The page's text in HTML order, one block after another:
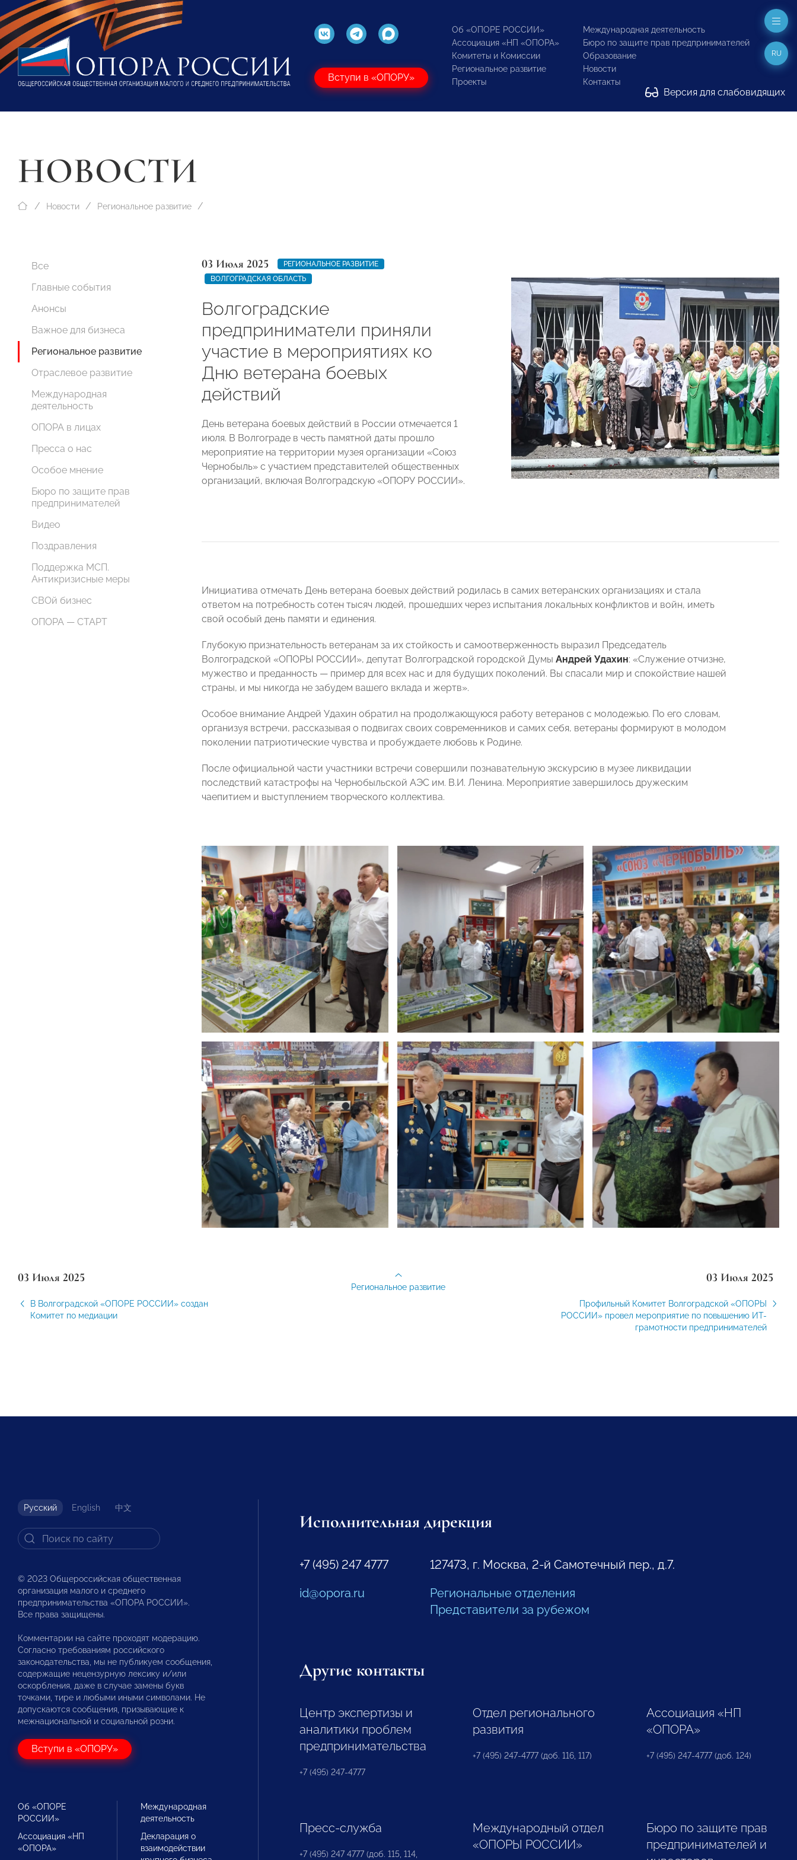
Вступи в «ОПОРУ»
Об «ОПОРЕ РОССИИ»
Ассоциация «НП «ОПОРА»
Комитеты и Комиссии
Региональное развитие
Проекты
Международная деятельность
Бюро по защите прав предпринимателей
Образование
Новости
Контакты
Версия для слабовидящих
RU
НОВОСТИ
Новости Региональное развитие
Все
Главные события
Анонсы
Важное для бизнеса
Региональное развитие
Отраслевое развитие
Международная
деятельность
ОПОРА в лицах
Пресса о нас
Особое мнение
Бюро по защите прав
предпринимателей
Видео
Поздравления
Поддержка МСП.
Антикризисные меры
СВОй бизнес
ОПОРА — СТАРТ
03 Июля 2025
РЕГИОНАЛЬНОЕ РАЗВИТИЕ
ВОЛГОГРАДСКАЯ ОБЛАСТЬ
Волгоградские
предприниматели приняли
участие в мероприятиях ко
Дню ветерана боевых
действий
День ветерана боевых действий в России отмечается 1
июля. В Волгограде в честь памятной даты прошло
мероприятие на территории музея организации «Союз
Чернобыль» с участием представителей общественных
организаций, включая Волгоградскую «ОПОРУ РОССИИ».
Инициатива отмечать День ветерана боевых действий родилась в самих ветеранских организациях и стала
ответом на потребность сотен тысяч людей, прошедших через испытания локальных конфликтов и войн, иметь
свой особый день памяти и единения.
Глубокую признательность ветеранам за их стойкость и самоотверженность выразил Председатель
Волгоградской «ОПОРЫ РОССИИ», депутат Волгоградской городской Думы Андрей Удахин: «Служение отчизне,
мужество и преданность — пример для всех нас и для будущих поколений. Вы спасали мир и спокойствие нашей
страны, и мы никогда не забудем вашего вклада и жертв».
Особое внимание Андрей Удахин обратил на продолжающуюся работу ветеранов с молодежью. По его словам,
организуя встречи, рассказывая о подвигах своих современников и самих себя, ветераны формируют в молодом
поколении патриотические чувства и пробуждаете любовь к Родине.
После официальной части участники встречи совершили познавательную экскурсию в музее ликвидации
последствий катастрофы на Чернобыльской АЭС им. В.И. Ленина. Мероприятие завершилось дружеским
чаепитием и выступлением творческого коллектива.
03 Июля 2025
В Волгоградской «ОПОРЕ РОССИИ» создан
Комитет по медиации
03 Июля 2025
Профильный Комитет Волгоградской «ОПОРЫ
РОССИИ» провел мероприятие по повышению ИТ-
грамотности предпринимателей
Региональное развитие
Русский English 中文
© 2023 Общероссийская общественная
организация малого и среднего
предпринимательства «ОПОРА РОССИИ».
Все права защищены.
Комментарии на сайте проходят модерацию.
Согласно требованиям российского
законодательства, мы не публикуем сообщения,
содержащие нецензурную лексику и/или
оскорбления, даже в случае замены букв
точками, тире и любыми иными символами. Не
допускаются сообщения, призывающие к
межнациональной и социальной розни.
Вступи в «ОПОРУ»
Об «ОПОРЕ
РОССИИ»
Ассоциация «НП
«ОПОРА»
Международная
деятельность
Декларация о
взаимодействии
Исполнительная дирекция
+7 (495) 247 4777
id@opora.ru
127473, г. Москва, 2-й Самотечный пер., д.7.
Региональные отделения
Представители за рубежом
Другие контакты
Центр экспертизы и
аналитики проблем
предпринимательства
+7 (495) 247-4777
Отдел регионального
развития
+7 (495) 247-4777 (доб. 116, 117)
Ассоциация «НП
«ОПОРА»
+7 (495) 247-4777 (доб. 124)
Пресс-служба
+7 (495) 247 4777 (доб. 115, 114,
Международный отдел
«ОПОРЫ РОССИИ»
Бюро по защите прав
предпринимателей и